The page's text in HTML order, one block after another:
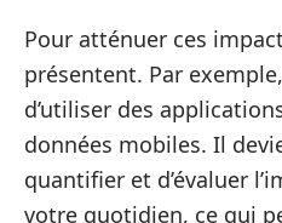
Pour atténuer ces
présentent. Par
d’utiliser des
données mobiles. Il
quantifier et d’évaluer
votre quotidien, ce qui